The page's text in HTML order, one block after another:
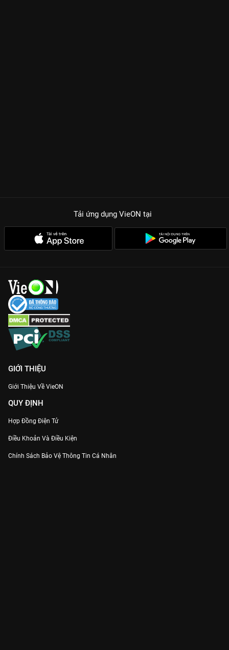
Tải ứng dụng VieON tại
GIỚI THIỆU
Giới Thiệu Về VieON
QUY ĐỊNH
Hợp Đồng Điện Tử
Điều Khoản Và Điều Kiện
Chính Sách Bảo Vệ Thông Tin Cá Nhân